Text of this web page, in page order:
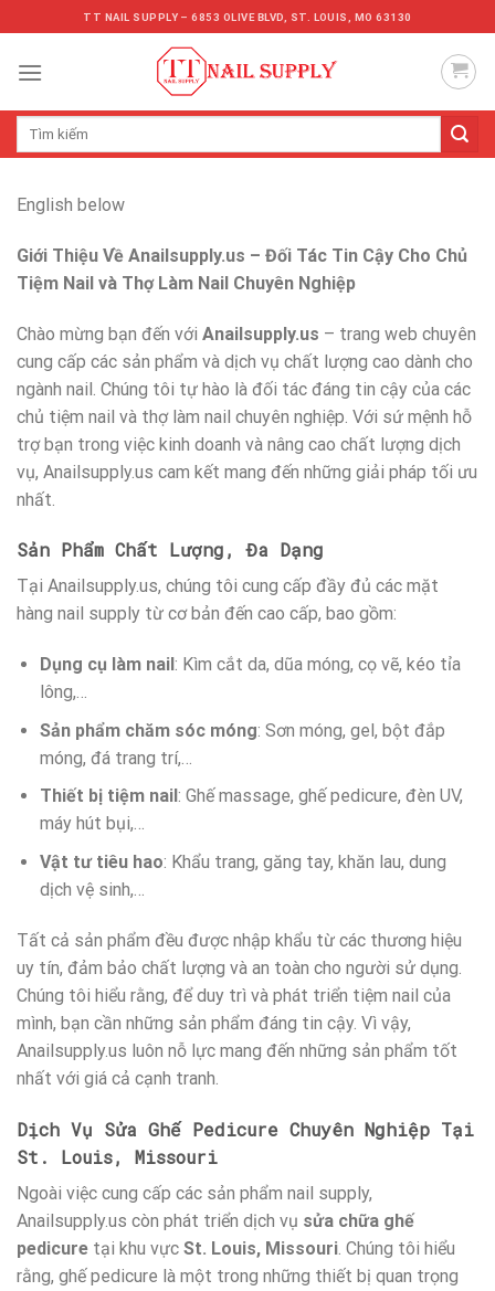
to
content
TT NAIL SUPPLY – 6853 OLIVE BLVD, ST. LOUIS, MO 63130
Tìm
English below
Giới Thiệu Về Anailsupply.us – Đối Tác Tin Cậy Cho Chủ
Tiệm Nail và Thợ Làm Nail Chuyên Nghiệp
Chào mừng bạn đến với Anailsupply.us – trang web chuyên
cung cấp các sản phẩm và dịch vụ chất lượng cao dành cho
ngành nail. Chúng tôi tự hào là đối tác đáng tin cậy của các
chủ tiệm nail và thợ làm nail chuyên nghiệp. Với sứ mệnh hỗ
trợ bạn trong việc kinh doanh và nâng cao chất lượng dịch
vụ, Anailsupply.us cam kết mang đến những giải pháp tối ưu
nhất.
Sản Phẩm Chất Lượng, Đa Dạng
Tại Anailsupply.us, chúng tôi cung cấp đầy đủ các mặt
hàng nail supply từ cơ bản đến cao cấp, bao gồm:
Dụng cụ làm nail : Kìm cắt da, dũa móng, cọ vẽ, kéo tỉa
lông,…
Sản phẩm chăm sóc móng: Sơn móng, gel, bột đắp
móng, đá trang trí,…
Thiết bị tiệm nail : Ghế massage, ghế pedicure, đèn UV,
máy hút bụi,…
Vật tư tiêu hao: Khẩu trang, găng tay, khăn lau, dung
dịch vệ sinh,…
Tất cả sản phẩm đều được nhập khẩu từ các thương hiệu
uy tín, đảm bảo chất lượng và an toàn cho người sử dụng.
Chúng tôi hiểu rằng, để duy trì và phát triển tiệm nail của
mình, bạn cần những sản phẩm đáng tin cậy. Vì vậy,
Anailsupply.us luôn nỗ lực mang đến những sản phẩm tốt
nhất với giá cả cạnh tranh.
Dịch Vụ Sửa Ghế Pedicure Chuyên Nghiệp Tại
St. Louis, Missouri
Ngoài việc cung cấp các sản phẩm nail supply,
Anailsupply.us còn phát triển dịch vụ sửa chữa ghế
pedicure tại khu vực St. Louis, Missouri . Chúng tôi hiểu
rằng, ghế pedicure là một trong những thiết bị quan trọng